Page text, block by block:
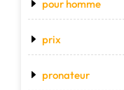
pour homme
prix
pronateur